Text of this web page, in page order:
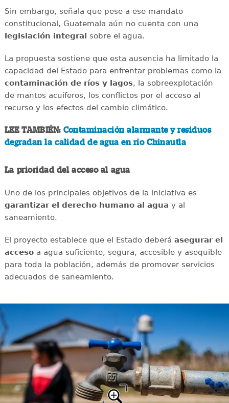
Sin embargo, señala que pese a ese mandato
constitucional, Guatemala aún no cuenta con una
legislación integral sobre el agua.
La propuesta sostiene que esta ausencia ha limitado la
capacidad del Estado para enfrentar problemas como la
contaminación de ríos y lagos, la sobreexplotación
de mantos acuíferos, los conflictos por el acceso al
recurso y los efectos del cambio climático.
LEE TAMBIÉN: Contaminación alarmante y residuos
degradan la calidad de agua en río Chinautla
La prioridad del acceso al agua
Uno de los principales objetivos de la iniciativa es
garantizar el derecho humano al agua y al
saneamiento.
El proyecto establece que el Estado deberá asegurar el
accesoa agua suficiente, segura, accesible y asequible
para toda la población, además de promover servicios
adecuados de saneamiento.